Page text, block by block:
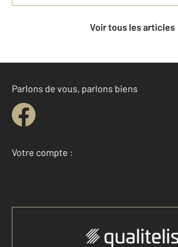
Voir tous les articles
Parlons de vous, parlons biens
Votre compte :
Accéder à mon compte